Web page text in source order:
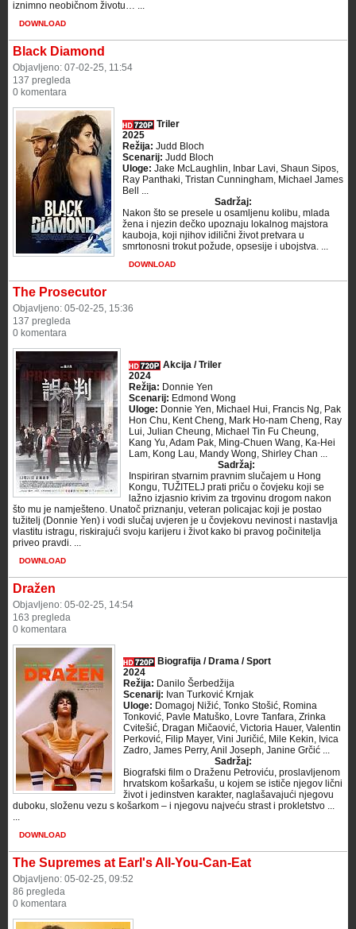
iznimno neobičnom životu… ...
DOWNLOAD
Black Diamond
Objavljeno: 07-02-25, 11:54
137 pregleda
0 komentara
Triler
2025
Režija: Judd Bloch
Scenarij: Judd Bloch
Uloge: Jake McLaughlin, Inbar Lavi, Shaun Sipos,
Ray Panthaki, Tristan Cunningham, Michael James
Bell ...
Sadržaj:
Nakon što se presele u osamljenu kolibu, mlada
žena i njezin dečko upoznaju lokalnog majstora
kauboja, koji njihov idilični život pretvara u
smrtonosni trokut požude, opsesije i ubojstva. ...
DOWNLOAD
The Prosecutor
Objavljeno: 05-02-25, 15:36
137 pregleda
0 komentara
Akcija / Triler
2024
Režija: Donnie Yen
Scenarij: Edmond Wong
Uloge: Donnie Yen, Michael Hui, Francis Ng, Pak
Hon Chu, Kent Cheng, Mark Ho-nam Cheng, Ray
Lui, Julian Cheung, Michael Tin Fu Cheung,
Kang Yu, Adam Pak, Ming-Chuen Wang, Ka-Hei
Lam, Kong Lau, Mandy Wong, Shirley Chan ...
Sadržaj:
Inspiriran stvarnim pravnim slučajem u Hong
Kongu, TUŽITELJ prati priču o čovjeku koji se
lažno izjasnio krivim za trgovinu drogom nakon
što mu je namješteno. Unatoč priznanju, veteran policajac koji je postao
tužitelj (Donnie Yen) i vodi slučaj uvjeren je u čovjekovu nevinost i nastavlja
vlastitu istragu, riskirajući svoju karijeru i život kako bi pravog počinitelja
priveo pravdi. ...
DOWNLOAD
Dražen
Objavljeno: 05-02-25, 14:54
163 pregleda
0 komentara
Biografija / Drama / Sport
2024
Režija: Danilo Šerbedžija
Scenarij: Ivan Turković Krnjak
Uloge: Domagoj Nižić, Tonko Stošić, Romina
Tonković, Pavle Matuško, Lovre Tanfara, Zrinka
Cvitešić, Dragan Mičaović, Victoria Hauer, Valentin
Perković, Filip Mayer, Vini Juričić, Mile Kekin, Ivica
Zadro, James Perry, Anil Joseph, Janine Grčić ...
Sadržaj:
Biografski film o Draženu Petroviću, proslavljenom
hrvatskom košarkašu, u kojem se ističe njegov lični
život i jedinstven karakter, naglašavajući njegovu
duboku, složenu vezu s košarkom – i njegovu najveću strast i prokletstvo ...
...
DOWNLOAD
The Supremes at Earl's All-You-Can-Eat
Objavljeno: 05-02-25, 09:52
86 pregleda
0 komentara